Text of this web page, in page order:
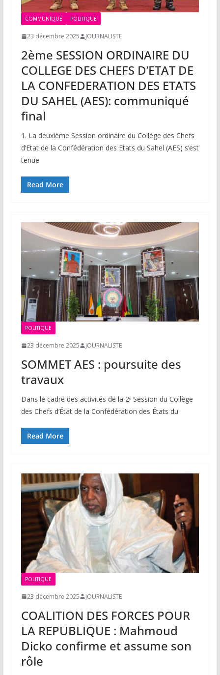
COMMUNIQUÉ POLITIQUE
23 décembre 2025 JOURNALISTE
2ème SESSION ORDINAIRE DU
COLLEGE DES CHEFS D’ETAT DE
LA CONFEDERATION DES ETATS
DU SAHEL (AES): communiqué
final
1. La deuxième Session ordinaire du Collège des Chefs
d’Etat de la Confédération des Etats du Sahel (AES) s’est
tenue
Read More
POLITIQUE
23 décembre 2025 JOURNALISTE
SOMMET AES : poursuite des
travaux
Dans le cadre des activités de la 2ᵉ Session du Collège
des Chefs d’État de la Confédération des États du
Read More
POLITIQUE
23 décembre 2025 JOURNALISTE
COALITION DES FORCES POUR
LA REPUBLIQUE : Mahmoud
Dicko confirme et assume son
rôle